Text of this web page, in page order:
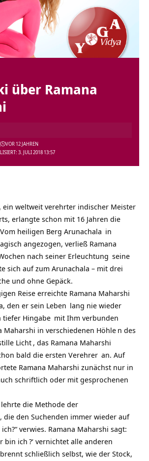
über Ramana
3. JULI 2018 13:57
VOR 12 JAHREN
ein weltweit verehrter indischer Meister
erlangte schon mit 16 Jahren die
heiligen Berg Arunachala in
angezogen, verließ Ramana
nach seiner Erleuchtung seine
sich auf zum Arunachala – mit drei
und ohne Gepäck.
Reise erreichte Ramana Maharshi
den er sein Leben lang nie wieder
tiefer Hingabe mit Ihm verbunden
Maharshi in verschiedenen Höhle n des
Licht , das Ramana Maharshi
bald die ersten Verehrer an. Auf
Ramana Maharshi zunächst nur in
schriftlich oder mit gesprochenen
die Methode der
die den Suchenden immer wieder auf
verwies. Ramana Maharshi sagt:
bin ich?‘ vernichtet alle anderen
schließlich selbst, wie der Stock,